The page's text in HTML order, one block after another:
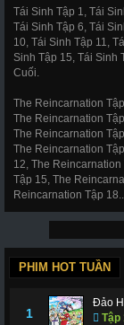
Tái Sinh Tập 1, Tái
Tái Sinh Tập 6, Tái
10, Tái Sinh Tập 11,
Sinh Tập 15, Tái Sinh
Cuối.
The Reincarnation
The Reincarnation
The Reincarnation
The Reincarnation
12, The
Tập 15, The
Reincarnation Tập
PHIM HOT TUẦN
1
Đảo
Tập